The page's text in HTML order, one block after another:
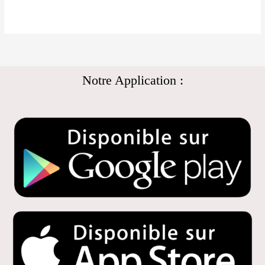
Notre Application :